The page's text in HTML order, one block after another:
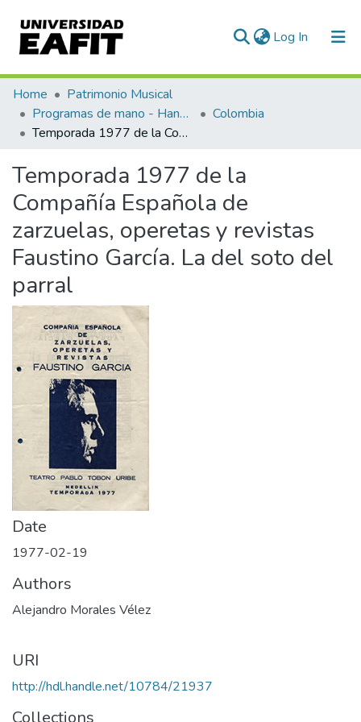
Log In (current)
Communities & Collections
All of DSpace
Home
Patrimonio Musical
Programas de mano - Hand programs
Colombia
Temporada 1977 de la Compañía Española de zarzuelas, operetas y revistas Faustino García. La del soto del parral
Temporada 1977 de la
Compañía Española de
zarzuelas, operetas y revistas
Faustino García. La del soto del
parral
Date
1977-02-19
Authors
Alejandro Morales Vélez
URI
http://hdl.handle.net/10784/21937
Collections